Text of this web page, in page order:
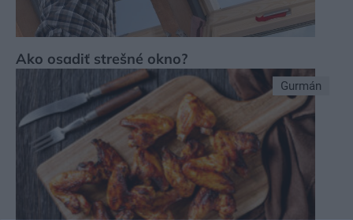
Ako osadiť strešné okno?
Gurmán